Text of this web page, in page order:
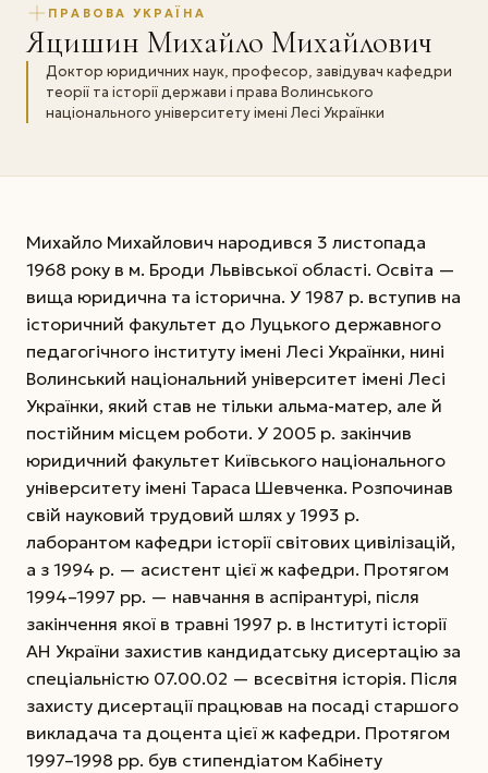
ПРАВОВА УКРАЇНА
Яцишин Михайло Михайлович
Доктор юридичних наук, професор, завідувач кафедри
теорії та історії держави і права Волинського
національного університету імені Лесі Українки
Михайло Михайлович народився 3 листопада
1968 ро­ку в м. Броди Львівської області. Освіта —
вища юридична та історична. У 1987 р. вступив на
історичний факультет до Луцького державного
педагогічного інституту імені Лесі Українки, нині
Волинський національний університет імені Лесі
Україн­ки, який став не тільки альма-матер, але й
постійним місцем роботи. У 2005 р. закінчив
юридичний факультет Київського національного
університету імені Тараса Шевченка. Розпочинав
свій науковий трудовий шлях у 1993 р.
лаборантом кафедри історії світових цивілізацій,
а з 1994 р. — асистент цієї ж кафедри. Протягом
1994–1997 рр. — навчання в аспірантурі, після
закінчення якої в травні 1997 р. в Інституті історії
АН України захистив кандидатську дисертацію за
спеціальністю 07.00.02 — всесвітня історія. Після
захисту дисертації працював на посаді старшого
викладача та доцента цієї ж кафедри. Протягом
1997–1998 рр. був стипендіатом Кабінету